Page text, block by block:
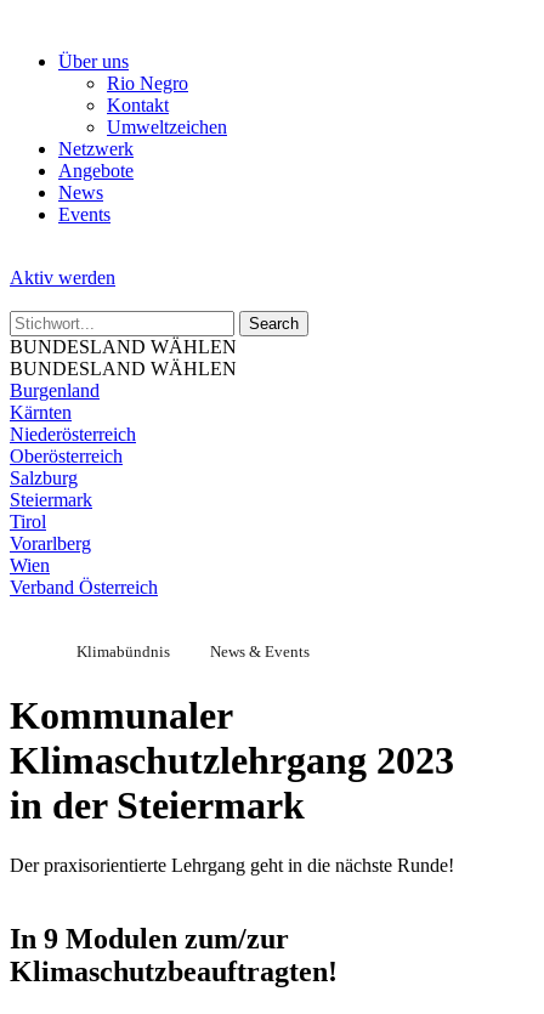
Über uns
Rio Negro
Kontakt
Umweltzeichen
Netzwerk
Angebote
News
Events
Aktiv werden
BUNDESLAND WÄHLEN
BUNDESLAND WÄHLEN
Burgenland
Kärnten
Niederösterreich
Oberösterreich
Salzburg
Steiermark
Tirol
Vorarlberg
Wien
Verband Österreich
Klimabündnis News & Events
Kommunaler
Klimaschutzlehrgang 2023
in der Steiermark
Der praxisorientierte Lehrgang geht in die nächste Runde!
In 9 Modulen zum/zur
Klimaschutzbeauftragten!